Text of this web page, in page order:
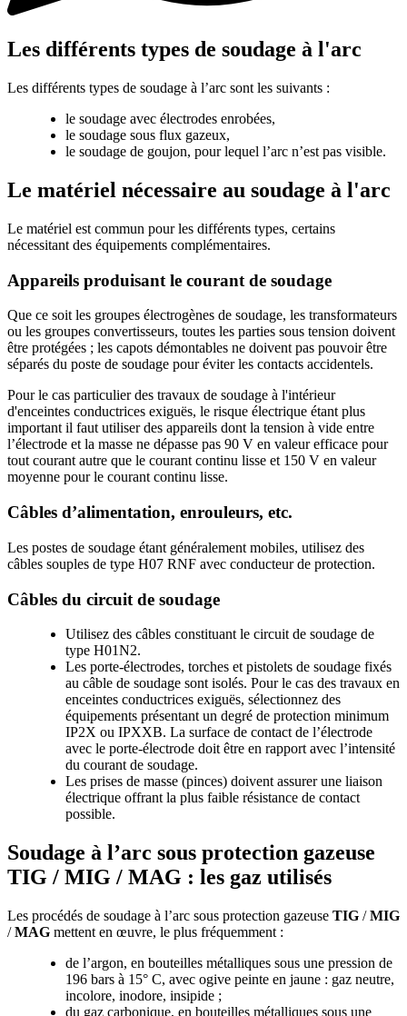
Les différents types de soudage à l'arc
Les différents types de soudage à l’arc sont les suivants :
le soudage avec électrodes enrobées,
le soudage sous flux gazeux,
le soudage de goujon, pour lequel l’arc n’est pas visible.
Le matériel nécessaire au soudage à l'arc
Le matériel est commun pour les différents types, certains
nécessitant des équipements complémentaires.
Appareils produisant le courant de soudage
Que ce soit les groupes électrogènes de soudage, les transformateurs
ou les groupes convertisseurs, toutes les parties sous tension doivent
être protégées ; les capots démontables ne doivent pas pouvoir être
séparés du poste de soudage pour éviter les contacts accidentels.
Pour le cas particulier des travaux de soudage à l'intérieur
d'enceintes conductrices exiguës, le risque électrique étant plus
important il faut utiliser des appareils dont la tension à vide entre
l’électrode et la masse ne dépasse pas 90 V en valeur efficace pour
tout courant autre que le courant continu lisse et 150 V en valeur
moyenne pour le courant continu lisse.
Câbles d’alimentation, enrouleurs, etc.
Les postes de soudage étant généralement mobiles, utilisez des
câbles souples de type H07 RNF avec conducteur de protection.
Câbles du circuit de soudage
Utilisez des câbles constituant le circuit de soudage de
type H01N2.
Les porte-électrodes, torches et pistolets de soudage fixés
au câble de soudage sont isolés. Pour le cas des travaux en
enceintes conductrices exiguës, sélectionnez des
équipements présentant un degré de protection minimum
IP2X ou IPXXB. La surface de contact de l’électrode
avec le porte-électrode doit être en rapport avec l’intensité
du courant de soudage.
Les prises de masse (pinces) doivent assurer une liaison
électrique offrant la plus faible résistance de contact
possible.
Soudage à l’arc sous protection gazeuse
TIG / MIG / MAG : les gaz utilisés
Les procédés de soudage à l’arc sous protection gazeuse TIG /MIG
/MAG mettent en œuvre, le plus fréquemment :
de l’argon, en bouteilles métalliques sous une pression de
196 bars à 15° C, avec ogive peinte en jaune : gaz neutre,
incolore, inodore, insipide ;
du gaz carbonique, en bouteilles métalliques sous une